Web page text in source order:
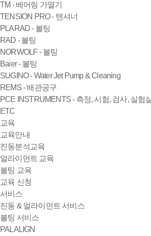
TM - 베어링 가열기
TENSION PRO - 텐셔너
PLARAD - 볼팅
RAD - 볼팅
NORWOLF - 볼팅
Baier - 볼팅
SUGINO - Water Jet Pump & Cleaning
REMS - 배관공구
PCE INSTRUMENTS - 측정, 시험, 검사, 실험
ETC
교육
교육안내
진동분석교육
얼라이먼트 교육
볼팅 교육
교육 신청
서비스
진동 & 얼라이먼트 서비스
볼팅 서비스
PALALIGN